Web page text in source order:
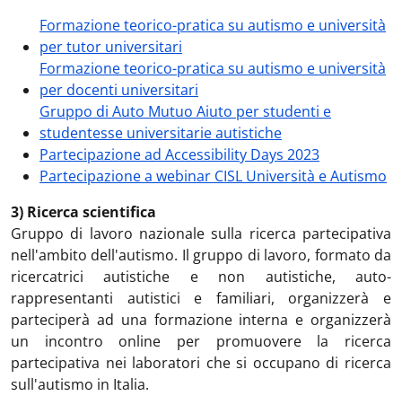
Formazione teorico-pratica su autismo e università
per tutor universitari
Formazione teorico-pratica su autismo e università
per docenti universitari
Gruppo di Auto Mutuo Aiuto per studenti e
studentesse universitarie autistiche
Partecipazione ad Accessibility Days 2023
Partecipazione a webinar CISL Università e Autismo
3) Ricerca scientifica
Gruppo di lavoro nazionale sulla ricerca partecipativa
nell'ambito dell'autismo. Il gruppo di lavoro, formato da
ricercatrici autistiche e non autistiche, auto-
rappresentanti autistici e familiari, organizzerà e
parteciperà ad una formazione interna e organizzerà
un incontro online per promuovere la ricerca
partecipativa nei laboratori che si occupano di ricerca
sull'autismo in Italia.